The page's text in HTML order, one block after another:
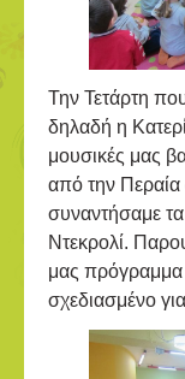
Την Τετάρτη
δηλαδή η
μουσικές μας
από την
συναντήσαμε
Ντεκρολί.
μας πρόγραμμα
σχεδιασμένο